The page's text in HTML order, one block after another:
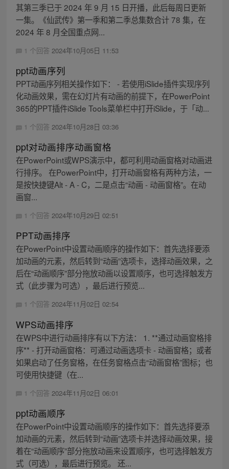
其第三季已于 2024 年 9 月 15 日开播，此后每周日更新
一集。《仙武传》第一季和第二季总集数合计 78 集，在
2024 年 8 月全国重点网...
1 个回答 2024年10月05日 11:53
ppt动画序列
PPT动画序列相关操作如下： - 若使用iSlide插件实现序列
化动画效果，需在幻灯片有动画的前提下，在PowerPoint
365的PPT插件iSlide Tools菜单栏中打开iSlide，于「动...
1 个回答 2024年10月28日 03:36
ppt对动画排序动画窗格
在PowerPoint或WPS演示中，都可利用动画窗格对动画进
行排序。 在PowerPoint中，打开动画窗格有两种方法，一
是按快捷键Alt - A - C，二是点击“动画 - 动画窗格”。在动
画窗...
1 个回答 2024年10月29日 02:51
PPT动画排序
在PowerPoint中设置动画顺序的操作如下：首先选择要添
加动画的元素，然后转到“动画”选项卡，选择动画效果，之
后在“动画顺序”部分拖放动画以设置顺序，也可选择触发方
式（此步骤为可选），最后进行预览...
1 个回答 2024年11月02日 02:54
WPS动画排序
在WPS中进行动画排序有以下方法： 1. **通过动画窗格排
序** - 打开动画窗格：可通过动画选项卡 - 动画窗格；或者
如果启动了任务窗格，在任务窗格点击“动画窗格”图标；也
可使用快捷键（在...
1 个回答 2024年11月02日 06:01
ppt动画顺序
在PowerPoint中设置动画顺序的操作如下：首先选择要添
加动画的元素，然后转到“动画”选项卡并选择动画效果，接
着在“动画顺序”部分拖放动画来设置顺序，也可选择触发方
式（可选），最后进行预览。 还...